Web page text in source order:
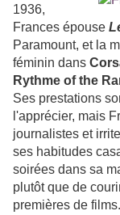
1936,
Frances épouse
Paramount, et la
féminin dans
Rythme of the
Ses prestations
l'apprécier, mais
journalistes et
ses habitudes
soirées dans sa
plutôt que de
premières de films.